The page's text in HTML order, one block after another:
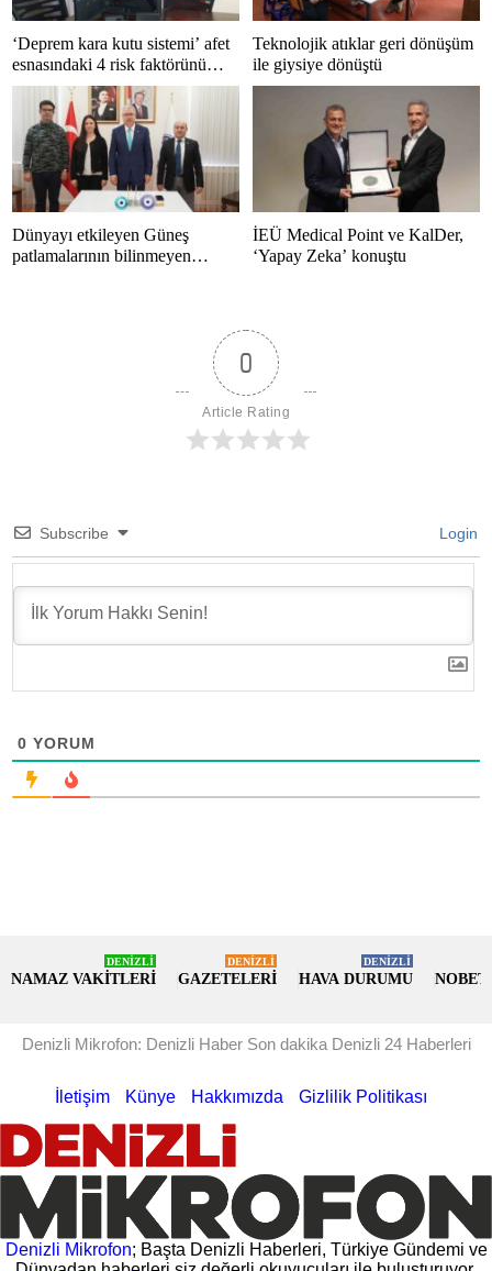
‘Deprem kara kutu sistemi’ afet
esnasındaki 4 risk faktörünü
engelleyecek
Teknolojik atıklar geri dönüşüm
ile giysiye dönüştü
Dünyayı etkileyen Güneş
patlamalarının bilinmeyen
İEÜ Medical Point ve KalDer,
‘Yapay Zeka’ konuştu
0
Article Rating
Subscribe Login
0 YORUM
NAMAZ VAKİTLERİ
DENİZLİ
GAZETELERİ
DENİZLİ
HAVA DURUMU
DENİZLİ
Denizli Mikrofon: Denizli Haber Son dakika Denizli 24 Haberleri
İletişim Künye Hakkımızda Gizlilik Politikası
Denizli Mikrofon; Başta Denizli Haberleri, Türkiye Gündemi ve